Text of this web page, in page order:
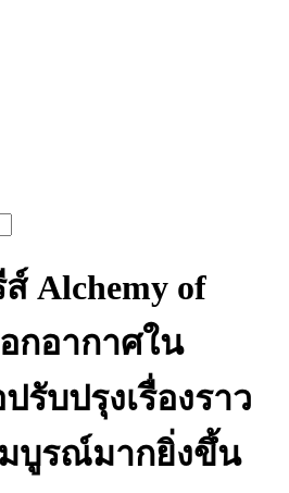
Alchemy of
กอากาศใน
ปรับปรุงเรื่องราว
บูรณ์มากยิ่งขึ้น